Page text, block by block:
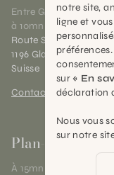
Entre Genève et
à 10mn de Nyon
Route Suisse 40
1196 Gland (VD)
Suisse
Contact et horaires
Plan-les-Ouates
À 15mn du centre de
notre site,
ligne et
sur « En
déclaration
Nous vous
sur notre